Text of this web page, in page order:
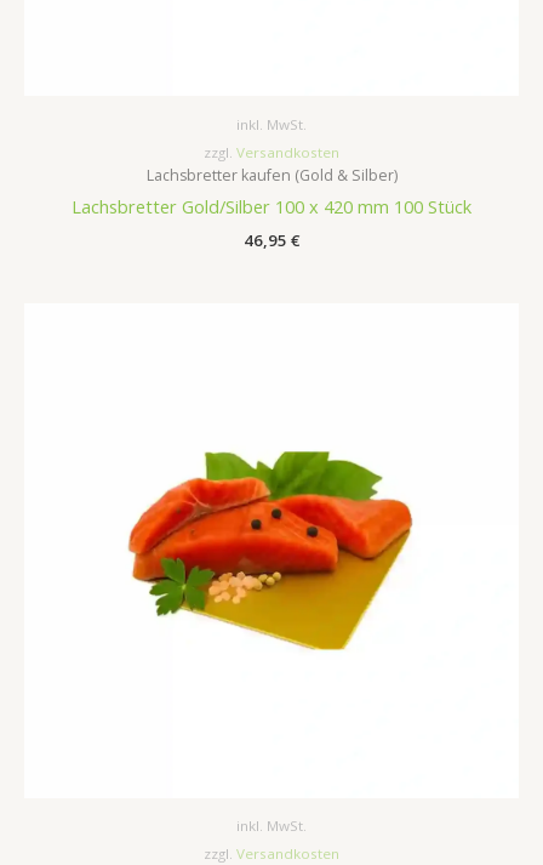
inkl. MwSt.
zzgl. Versandkosten
Lachsbretter kaufen (Gold & Silber)
Lachsbretter Gold/Silber 100 x 420 mm 100 Stück
46,95 €
inkl. MwSt.
zzgl. Versandkosten